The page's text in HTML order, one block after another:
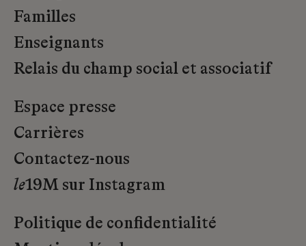
Familles
Enseignants
Relais du champ social et associatif
Espace presse
Carrières
Contactez-nous
le19M sur Instagram
Politique de confidentialité